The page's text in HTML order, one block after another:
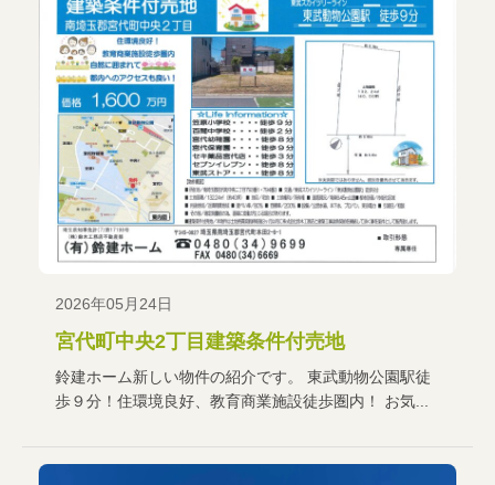
2026年05月24日
宮代町中央2丁目建築条件付売地
鈴建ホーム新しい物件の紹介です。 東武動物公園駅徒
歩９分！住環境良好、教育商業施設徒歩圏内！ お気...